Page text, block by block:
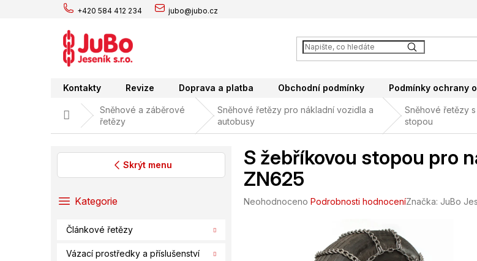
+420 584 412 234 jubo@jubo.cz
Kontakty Revize Doprava a platba Obchodní podmínky Podmínky ochrany
Domů
Sněhové a záběrové
řetězy
Sněhové řetězy pro nákladní vozidla a
autobusy
Sněhové řetězy
stopou
Skrýt menu
PřeskočitKategorie
Článkové řetězy
Vázací prostředky a příslušenství
S žebříkovou stopou pro
ZN625
Průměrné
Neohodnoceno Podrobnosti hodnoceníZnačka: JuBo